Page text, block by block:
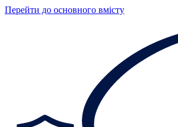
Перейти до основного вмісту